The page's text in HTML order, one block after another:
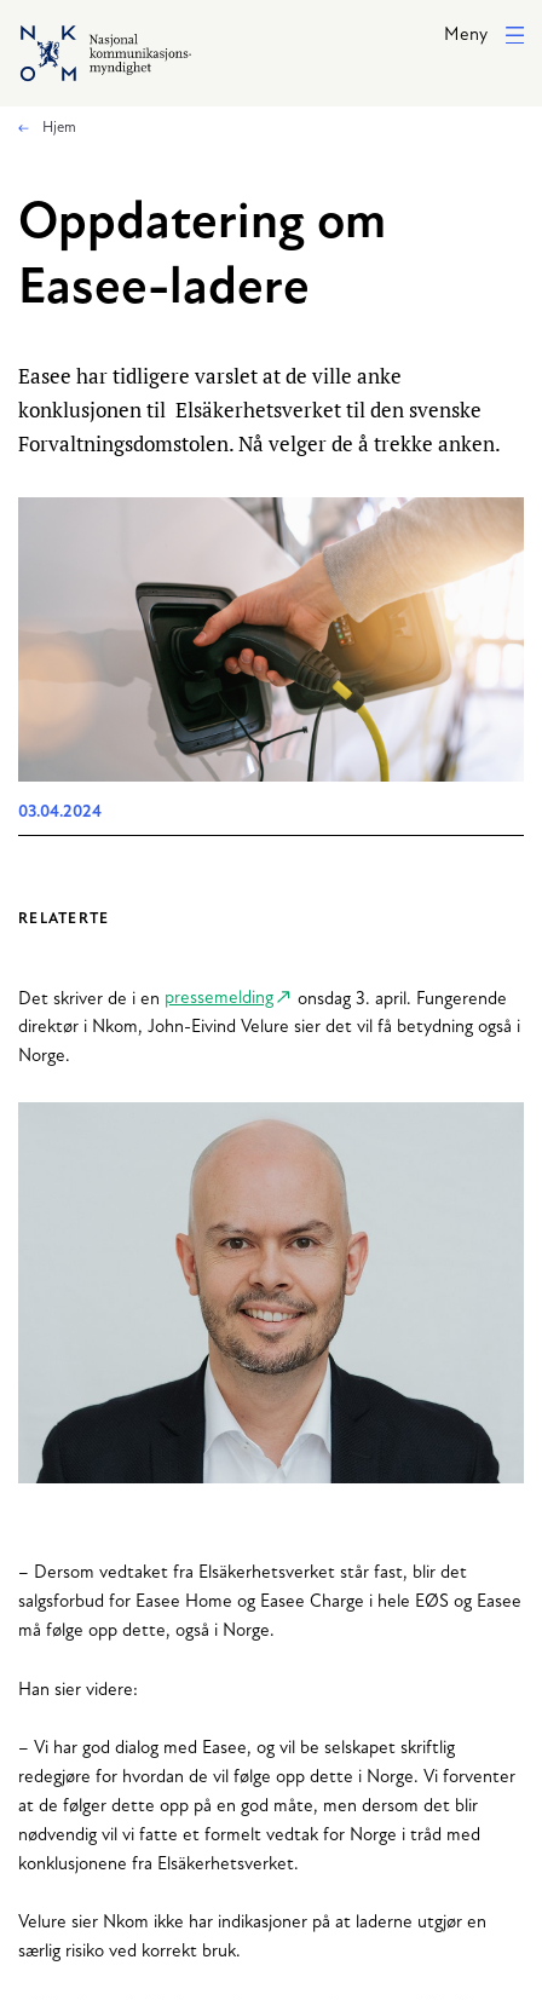
Hopp til hovedinnhold
Meny
Hjem
Oppdatering om
Easee-ladere
Easee har tidligere varslet at de ville anke
konklusjonen til Elsäkerhetsverket til den svenske
Forvaltningsdomstolen. Nå velger de å trekke anken.
03.04.2024
RELATERTE
Det skriver de i en pressemelding
onsdag 3. april. Fungerende
direktør i Nkom, John-Eivind Velure sier det vil få betydning også i
Norge.
– Dersom vedtaket fra Elsäkerhetsverket står fast, blir det
salgsforbud for Easee Home og Easee Charge i hele EØS og Easee
må følge opp dette, også i Norge.
Han sier videre:
– Vi har god dialog med Easee, og vil be selskapet skriftlig
redegjøre for hvordan de vil følge opp dette i Norge. Vi forventer
at de følger dette opp på en god måte, men dersom det blir
nødvendig vil vi fatte et formelt vedtak for Norge i tråd med
konklusjonene fra Elsäkerhetsverket.
Velure sier Nkom ikke har indikasjoner på at laderne utgjør en
særlig risiko ved korrekt bruk.